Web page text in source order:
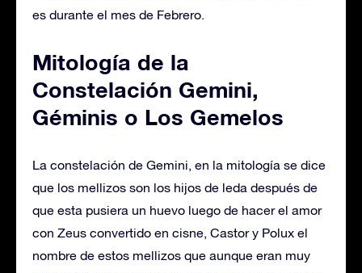
es durante el mes de Febrero.
Mitología de la
Constelación Gemini,
Géminis o Los Gemelos
La constelación de Gemini, en la mitología se dice
que los mellizos son los hijos de leda después de
que esta pusiera un huevo luego de hacer el amor
con Zeus convertido en cisne, Castor y Polux el
nombre de estos mellizos que aunque eran muy